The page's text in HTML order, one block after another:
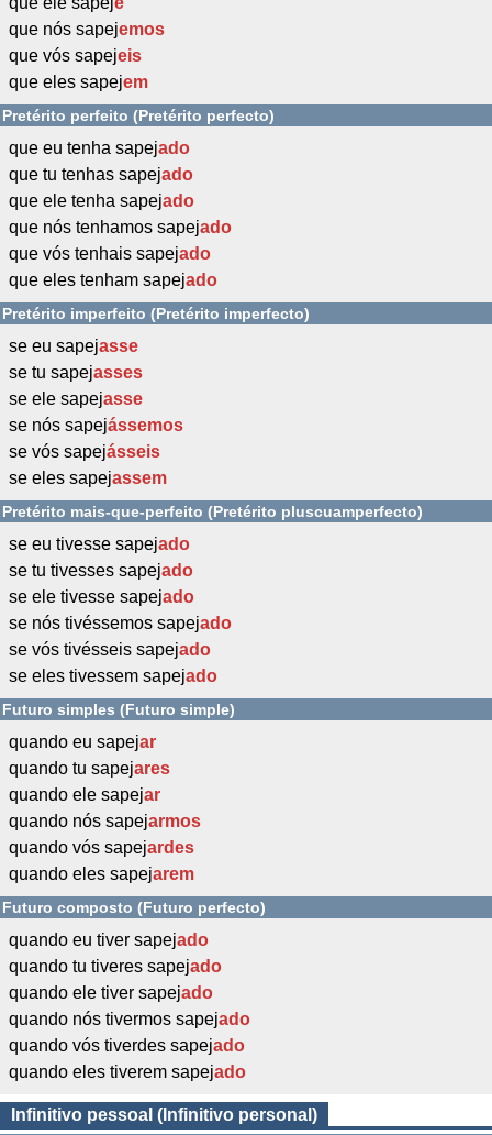
que nós sapejemos
que vós sapejeis
que eles sapejem
Pretérito perfeito (Pretérito perfecto)
que eu tenha sapejado
que tu tenhas sapejado
que ele tenha sapejado
que nós tenhamos sapejado
que vós tenhais sapejado
que eles tenham sapejado
Pretérito imperfeito (Pretérito imperfecto)
se eu sapejasse
se tu sapejasses
se ele sapejasse
se nós sapejássemos
se vós sapejásseis
se eles sapejassem
Pretérito mais-que-perfeito (Pretérito pluscuamperfecto)
se eu tivesse sapejado
se tu tivesses sapejado
se ele tivesse sapejado
se nós tivéssemos sapejado
se vós tivésseis sapejado
se eles tivessem sapejado
Futuro simples (Futuro simple)
quando eu sapejar
quando tu sapejares
quando ele sapejar
quando nós sapejarmos
quando vós sapejardes
quando eles sapejarem
Futuro composto (Futuro perfecto)
quando eu tiver sapejado
quando tu tiveres sapejado
quando ele tiver sapejado
quando nós tivermos sapejado
quando vós tiverdes sapejado
quando eles tiverem sapejado
Infinitivo pessoal (Infinitivo personal)